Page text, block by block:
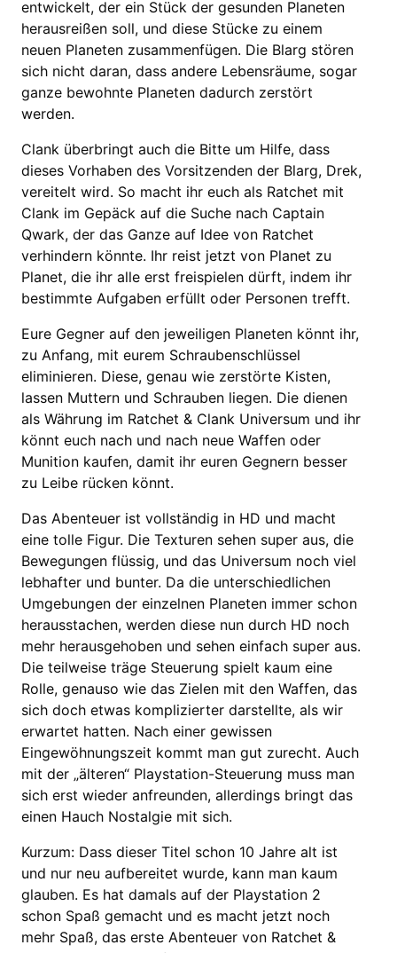
entwickelt, der ein Stück der gesunden Planeten
herausreißen soll, und diese Stücke zu einem
neuen Planeten zusammenfügen. Die Blarg stören
sich nicht daran, dass andere Lebensräume, sogar
ganze bewohnte Planeten dadurch zerstört
werden.
Clank überbringt auch die Bitte um Hilfe, dass
dieses Vorhaben des Vorsitzenden der Blarg, Drek,
vereitelt wird. So macht ihr euch als Ratchet mit
Clank im Gepäck auf die Suche nach Captain
Qwark, der das Ganze auf Idee von Ratchet
verhindern könnte. Ihr reist jetzt von Planet zu
Planet, die ihr alle erst freispielen dürft, indem ihr
bestimmte Aufgaben erfüllt oder Personen trefft.
Eure Gegner auf den jeweiligen Planeten könnt ihr,
zu Anfang, mit eurem Schraubenschlüssel
eliminieren. Diese, genau wie zerstörte Kisten,
lassen Muttern und Schrauben liegen. Die dienen
als Währung im Ratchet & Clank Universum und ihr
könnt euch nach und nach neue Waffen oder
Munition kaufen, damit ihr euren Gegnern besser
zu Leibe rücken könnt.
Das Abenteuer ist vollständig in HD und macht
eine tolle Figur. Die Texturen sehen super aus, die
Bewegungen flüssig, und das Universum noch viel
lebhafter und bunter. Da die unterschiedlichen
Umgebungen der einzelnen Planeten immer schon
herausstachen, werden diese nun durch HD noch
mehr herausgehoben und sehen einfach super aus.
Die teilweise träge Steuerung spielt kaum eine
Rolle, genauso wie das Zielen mit den Waffen, das
sich doch etwas komplizierter darstellte, als wir
erwartet hatten. Nach einer gewissen
Eingewöhnungszeit kommt man gut zurecht. Auch
mit der „älteren“ Playstation-Steuerung muss man
sich erst wieder anfreunden, allerdings bringt das
einen Hauch Nostalgie mit sich.
Kurzum: Dass dieser Titel schon 10 Jahre alt ist
und nur neu aufbereitet wurde, kann man kaum
glauben. Es hat damals auf der Playstation 2
schon Spaß gemacht und es macht jetzt noch
mehr Spaß, das erste Abenteuer von Ratchet &